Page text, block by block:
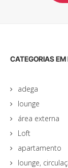
CATEGORIAS
adega
lounge
área externa
Loft
apartamento
lounge,